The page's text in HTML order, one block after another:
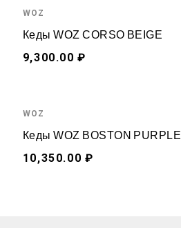
WOZ
Кеды WOZ CORSO BEIGE
9,300.00 ₽
WOZ
Кеды WOZ BOSTON PURPLE
10,350.00 ₽